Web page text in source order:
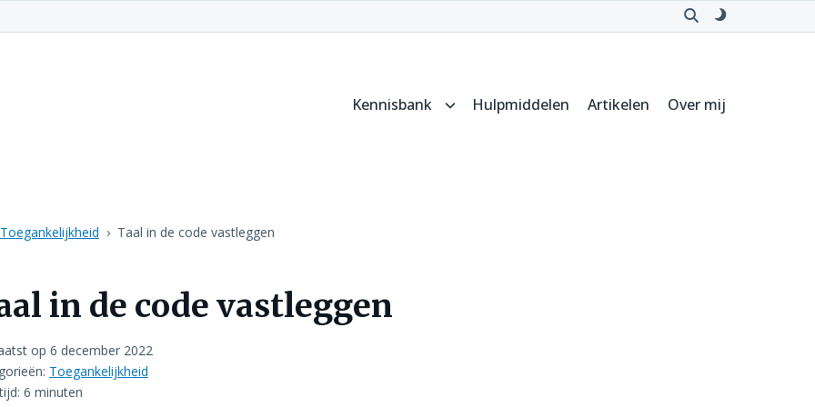
Open
Schakel
thema
Kennisbank
Submenu
Hulpmiddelen Artikelen Over mij
Toegankelijkheid Taal in de code vastleggen
in de code vastleggen
op 6 december 2022
Toegankelijkheid
6 minuten